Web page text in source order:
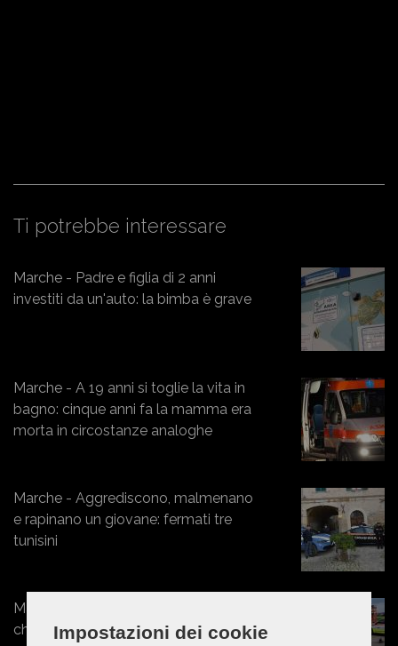
Impostazioni dei cookie
Ti potrebbe interessare
Marche - Padre e figlia di 2 anni
investiti da un'auto: la bimba è grave
Marche - A 19 anni si toglie la vita in
bagno: cinque anni fa la mamma era
morta in circostanze analoghe
Marche - Aggrediscono, malmenano
e rapinano un giovane: fermati tre
tunisini
Marche - Esce di strada con l'Ape
che poi si ribalta: un ferito a Torrette